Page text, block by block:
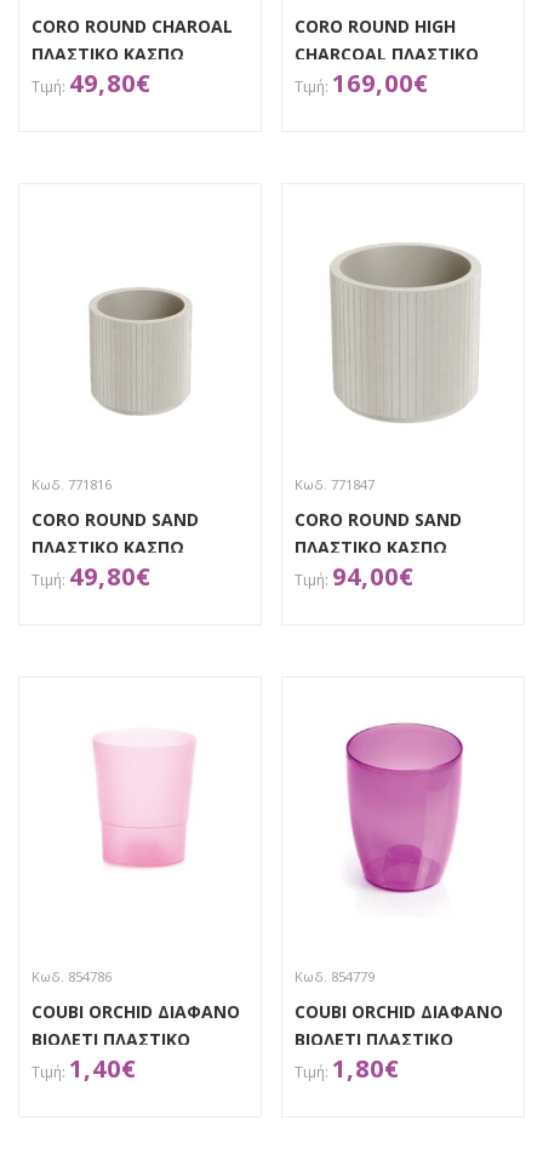
CORO ROUND CHAROAL
ΠΛΑΣΤΙΚΟ ΚΑΣΠΩ
Φ30Χ29ΕΚ
49,80€
CORO ROUND HIGH
CHARCOAL ΠΛΑΣΤΙΚΟ
ΚΑΣΠΩ Φ47.5X80EK
169,00€
Κωδ. 771816
CORO ROUND SAND
ΠΛΑΣΤΙΚΟ ΚΑΣΠΩ
Φ29.5Χ29.5ΕΚ
49,80€
Κωδ. 771847
CORO ROUND SAND
ΠΛΑΣΤΙΚΟ ΚΑΣΠΩ
Φ38Χ35ΕΚ
94,00€
Κωδ. 854786
COUBI ORCHID ΔΙΑΦΑΝΟ
ΒΙΟΛΕΤΙ ΠΛΑΣΤΙΚΟ
ΚΑΣΠΩ Φ12,5Χ15ΕΚ
1,40€
Κωδ. 854779
COUBI ORCHID ΔΙΑΦΑΝΟ
ΒΙΟΛΕΤΙ ΠΛΑΣΤΙΚΟ
ΚΑΣΠΩ Φ13Χ16ΕΚ
1,80€